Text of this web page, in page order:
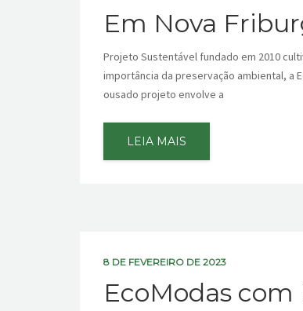
Em Nova
Projeto Sustentável fundado em 2010
importância da preservação ambiental, a
ousado projeto envolve a
LEIA MAIS
8 DE FEVEREIRO DE 2023
EcoModas